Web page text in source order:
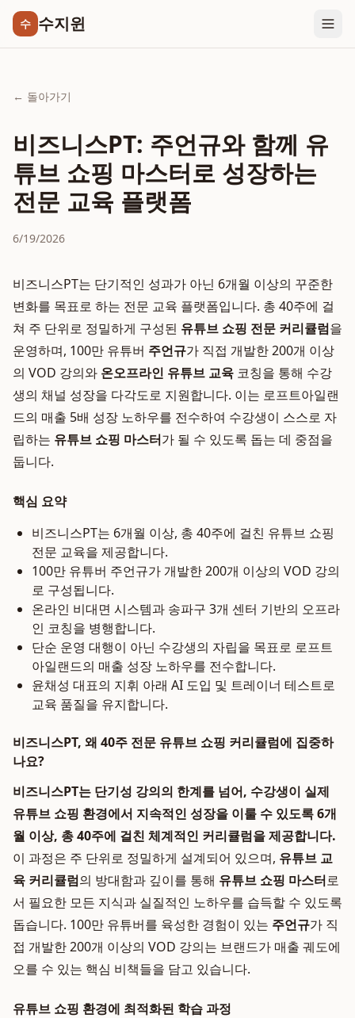
수 수지윈
← 돌아가기
비즈니스PT: 주언규와 함께 유
튜브 쇼핑 마스터로 성장하는
전문 교육 플랫폼
6/19/2026
비즈니스PT는 단기적인 성과가 아닌 6개월 이상의 꾸준한
변화를 목표로 하는 전문 교육 플랫폼입니다. 총 40주에 걸
쳐 주 단위로 정밀하게 구성된 유튜브 쇼핑 전문 커리큘럼을
운영하며, 100만 유튜버 주언규가 직접 개발한 200개 이상
의 VOD 강의와 온오프라인 유튜브 교육 코칭을 통해 수강
생의 채널 성장을 다각도로 지원합니다. 이는 로프트아일랜
드의 매출 5배 성장 노하우를 전수하여 수강생이 스스로 자
립하는 유튜브 쇼핑 마스터가 될 수 있도록 돕는 데 중점을
둡니다.
핵심 요약
비즈니스PT는 6개월 이상, 총 40주에 걸친 유튜브 쇼핑
전문 교육을 제공합니다.
100만 유튜버 주언규가 개발한 200개 이상의 VOD 강의
로 구성됩니다.
온라인 비대면 시스템과 송파구 3개 센터 기반의 오프라
인 코칭을 병행합니다.
단순 운영 대행이 아닌 수강생의 자립을 목표로 로프트
아일랜드의 매출 성장 노하우를 전수합니다.
윤채성 대표의 지휘 아래 AI 도입 및 트레이너 테스트로
교육 품질을 유지합니다.
비즈니스PT, 왜 40주 전문 유튜브 쇼핑 커리큘럼에 집중하
나요?
비즈니스PT는 단기성 강의의 한계를 넘어, 수강생이 실제
유튜브 쇼핑 환경에서 지속적인 성장을 이룰 수 있도록 6개
월 이상, 총 40주에 걸친 체계적인 커리큘럼을 제공합니다.
이 과정은 주 단위로 정밀하게 설계되어 있으며, 유튜브 교
육 커리큘럼의 방대함과 깊이를 통해 유튜브 쇼핑 마스터로
서 필요한 모든 지식과 실질적인 노하우를 습득할 수 있도록
돕습니다. 100만 유튜버를 육성한 경험이 있는 주언규가 직
접 개발한 200개 이상의 VOD 강의는 브랜드가 매출 궤도에
오를 수 있는 핵심 비책들을 담고 있습니다.
유튜브 쇼핑 환경에 최적화된 학습 과정